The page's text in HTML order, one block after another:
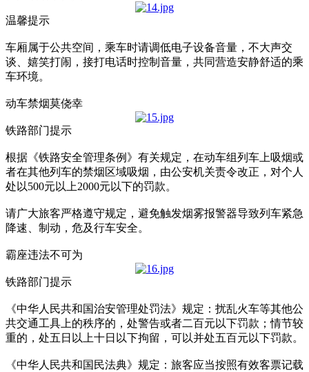
温馨提示
车厢属于公共空间，乘车时请调低电子设备音量，不大声交
谈、嬉笑打闹，接打电话时控制音量，共同营造安静舒适的乘
车环境。
动车禁烟莫侥幸
铁路部门提示
根据《铁路安全管理条例》有关规定，在动车组列车上吸烟或
者在其他列车的禁烟区域吸烟，由公安机关责令改正，对个人
处以500元以上2000元以下的罚款。
请广大旅客严格遵守规定，避免触发烟雾报警器导致列车紧急
降速、制动，危及行车安全。
霸座违法不可为
铁路部门提示
《中华人民共和国治安管理处罚法》规定：扰乱火车等其他公
共交通工具上的秩序的，处警告或者二百元以下罚款；情节较
重的，处五日以上十日以下拘留，可以并处五百元以下罚款。
《中华人民共和国民法典》规定：旅客应当按照有效客票记载